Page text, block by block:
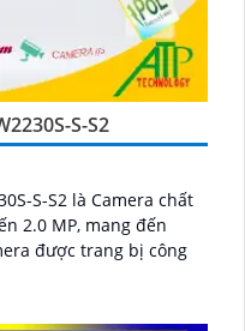
S-S2
S-S2 là Camera chất
2.0 MP, mang đến